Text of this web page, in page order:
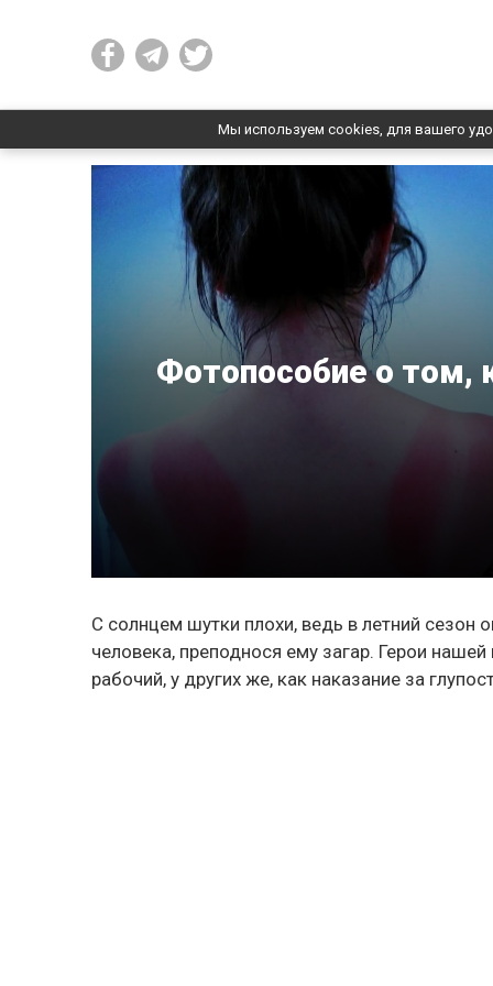
Мы используем cookies, для вашего
Фотопособие о том,
С солнцем шутки плохи, ведь в летний
человека, преподнося ему загар. Герои
рабочий, у других же, как наказание за